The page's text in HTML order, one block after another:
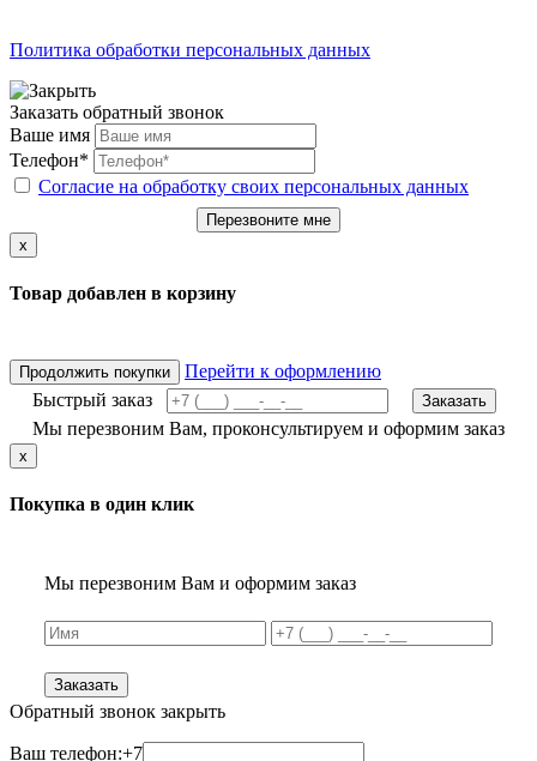
Политика обработки персональных данных
Заказать обратный звонок
Ваше имя
Телефон*
Согласие на обработку своих персональных данных
Перезвоните мне
x
Товар добавлен в корзину
Продолжить покупки
Перейти к оформлению
Быстрый заказ
Заказать
Мы перезвоним Вам, проконсультируем и оформим заказ
x
Покупка в один клик
Мы перезвоним Вам и оформим заказ
Заказать
Обратный звонок закрыть
Ваш телефон:+7